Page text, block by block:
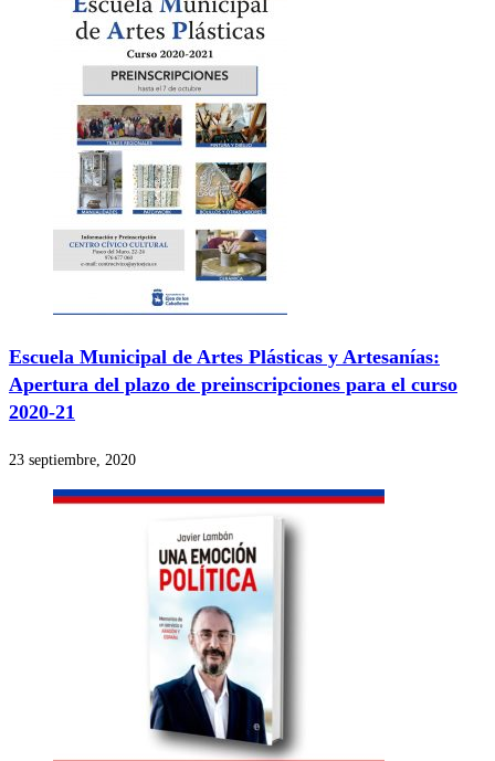
Escuela Municipal de Artes Plásticas y Artesanías:
Apertura del plazo de preinscripciones para el curso
2020-21
23 septiembre, 2020